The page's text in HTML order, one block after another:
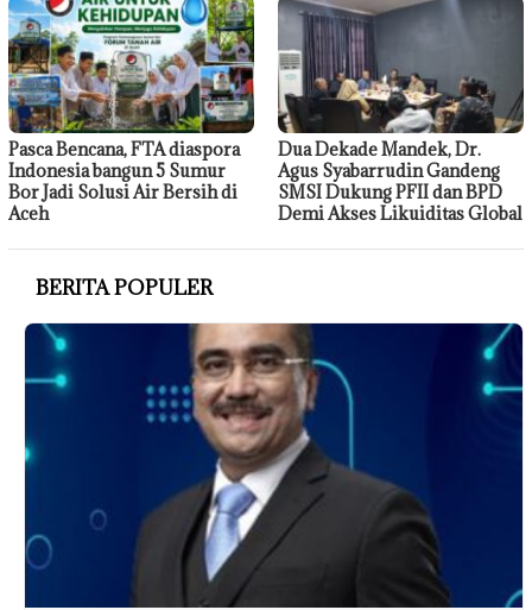
Pasca Bencana, FTA diaspora
Indonesia bangun 5 Sumur
Bor Jadi Solusi Air Bersih di
Aceh
Dua Dekade Mandek, Dr.
Agus Syabarrudin Gandeng
SMSI Dukung PFII dan BPD
Demi Akses Likuiditas Global
BERITA POPULER